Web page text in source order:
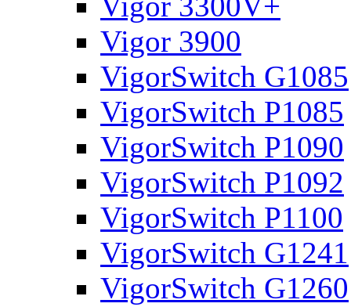
Vigor 3900
VigorSwitch G1085
VigorSwitch P1085
VigorSwitch P1090
VigorSwitch P1092
VigorSwitch P1100
VigorSwitch G1241
VigorSwitch G1260